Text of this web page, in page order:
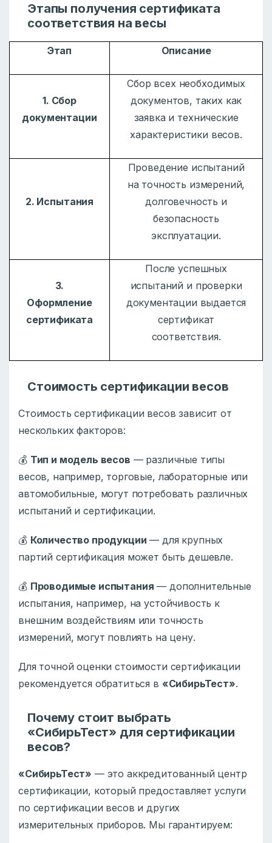
Этапы получения сертификата
соответствия на весы
Этап Описание
1. Сбор
документации
Сбор всех необходимых
документов, таких как
заявка и технические
характеристики весов.
2. Испытания
Проведение испытаний
на точность измерений,
долговечность и
безопасность
эксплуатации.
3.
Оформление
сертификата
После успешных
испытаний и проверки
документации выдается
сертификат
соответствия.
Стоимость сертификации весов
Стоимость сертификации весов зависит от
нескольких факторов:
💰 Тип и модель весов — различные типы
весов, например, торговые, лабораторные или
автомобильные, могут потребовать различных
испытаний и сертификации.
💰 Количество продукции — для крупных
партий сертификация может быть дешевле.
💰 Проводимые испытания — дополнительные
испытания, например, на устойчивость к
внешним воздействиям или точность
измерений, могут повлиять на цену.
Для точной оценки стоимости сертификации
рекомендуется обратиться в «СибирьТест».
Почему стоит выбрать
«СибирьТест» для сертификации
весов?
«СибирьТест» — это аккредитованный центр
сертификации, который предоставляет услуги
по сертификации весов и других
измерительных приборов. Мы гарантируем: